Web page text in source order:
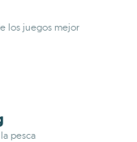
los juegos mejor
pesca